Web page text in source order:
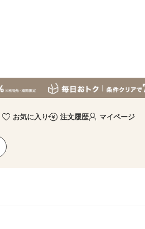
お気に入り 注文履歴 マイページ